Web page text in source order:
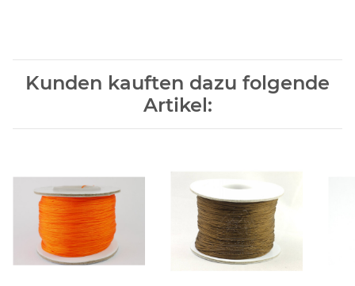
Kunden kauften dazu folgende
Artikel: